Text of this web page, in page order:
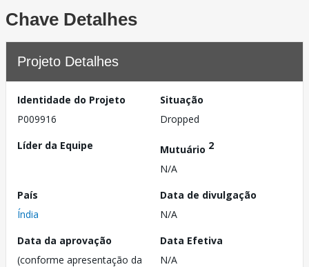
Chave Detalhes
Projeto Detalhes
Identidade do Projeto
P009916
Situação
Dropped
Líder da Equipe
Mutuário 2
N/A
País
Índia
Data de divulgação
N/A
Data da aprovação
(conforme apresentação da
Data Efetiva
N/A